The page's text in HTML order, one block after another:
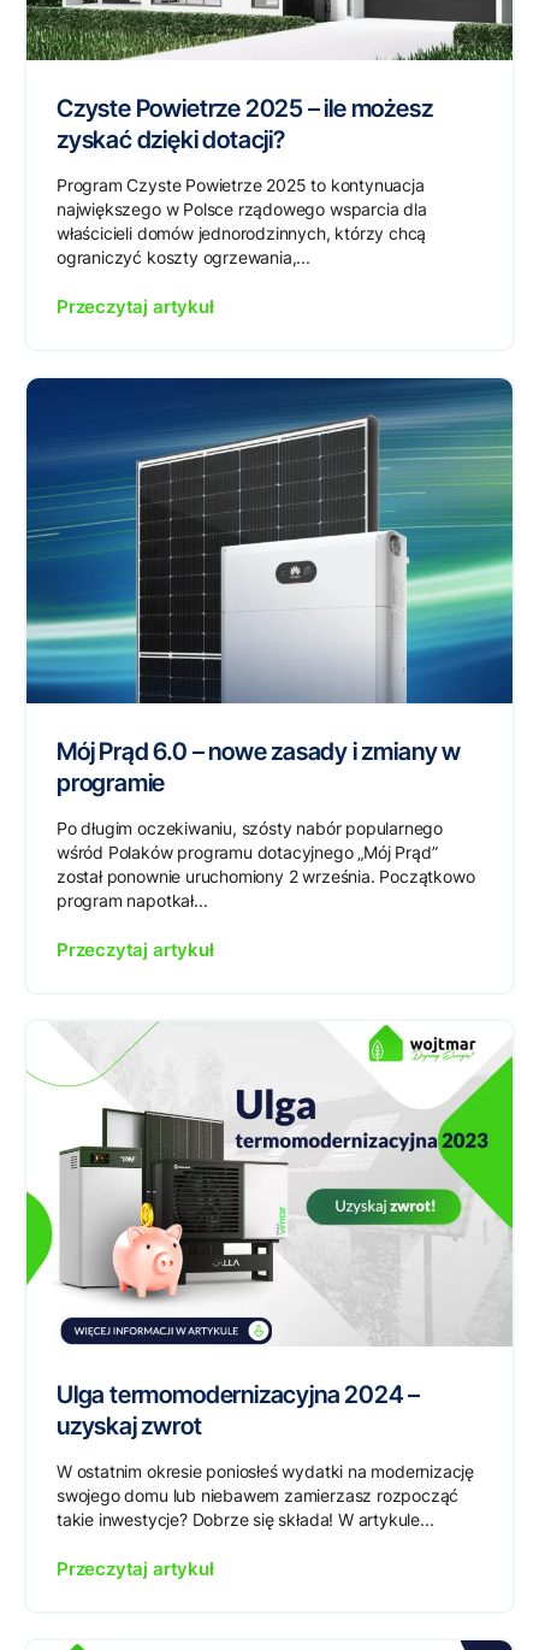
Czyste Powietrze 2025 – ile możesz
zyskać dzięki dotacji?
Program Czyste Powietrze 2025 to kontynuacja
największego w Polsce rządowego wsparcia dla
właścicieli domów jednorodzinnych, którzy chcą
ograniczyć koszty ogrzewania,...
Przeczytaj artykuł
Mój Prąd 6.0 – nowe zasady i zmiany w
programie
Po długim oczekiwaniu, szósty nabór popularnego
wśród Polaków programu dotacyjnego „Mój Prąd”
został ponownie uruchomiony 2 września. Początkowo
program napotkał...
Przeczytaj artykuł
Ulga termomodernizacyjna 2024 –
uzyskaj zwrot
W ostatnim okresie poniosłeś wydatki na modernizację
swojego domu lub niebawem zamierzasz rozpocząć
takie inwestycje? Dobrze się składa! W artykule...
Przeczytaj artykuł